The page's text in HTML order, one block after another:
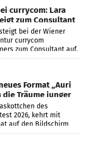
currycom: Lara
zum Consultant
bei der Wiener
currycom
zum Consultant auf.
betreut Kundinnen
Format „Auri
die Träume junger
des
2026, kehrt mit
auf den Bildschirm
„Auri und Du“